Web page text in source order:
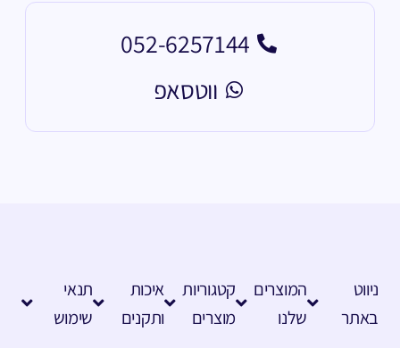
052-6257144
ווטסאפ
ניווט
באתר
המוצרים
שלנו
תנאי
שימוש
קטגוריות
מוצרים
איכות
ותקנים